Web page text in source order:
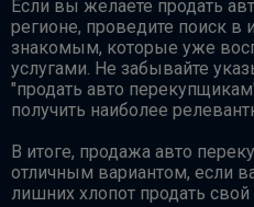
Если вы желаете продать
регионе, проведите поиск в
знакомым, которые уже
услугами. Не забывайте
"продать авто
получить наиболее
В итоге, продажа авто
отличным вариантом, если
лишних хлопот продать